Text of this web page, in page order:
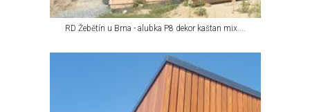
RD Žebětín u Brna - alubka P8 dekor kaštan mix....